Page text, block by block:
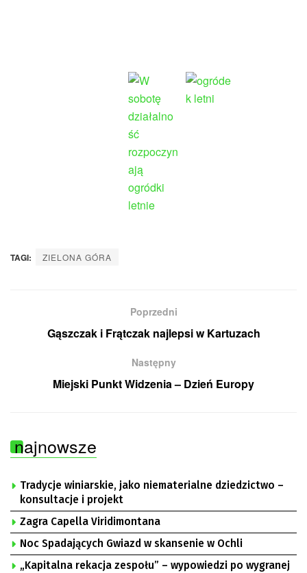
TAGI: ZIELONA GÓRA
Poprzedni
Gąszczak i Frątczak najlepsi w Kartuzach
Następny
Miejski Punkt Widzenia – Dzień Europy
najnowsze
Tradycje winiarskie, jako niematerialne dziedzictwo –
konsultacje i projekt
Zagra Capella Viridimontana
Noc Spadających Gwiazd w skansenie w Ochli
„Kapitalna rekacja zespołu” – wypowiedzi po wygranej